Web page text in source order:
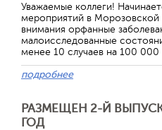
Уважаемые коллеги!
мероприятий в Морозовской
внимания орфанные
малоисследованные
менее 10 случаев на 100 000
подробнее
РАЗМЕЩЕН 2-Й
ГОД